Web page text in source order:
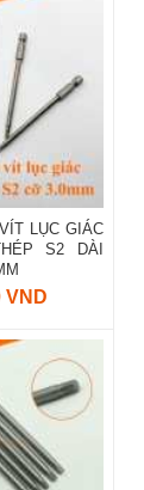
LỤC GIÁC
S2 DÀI
VND